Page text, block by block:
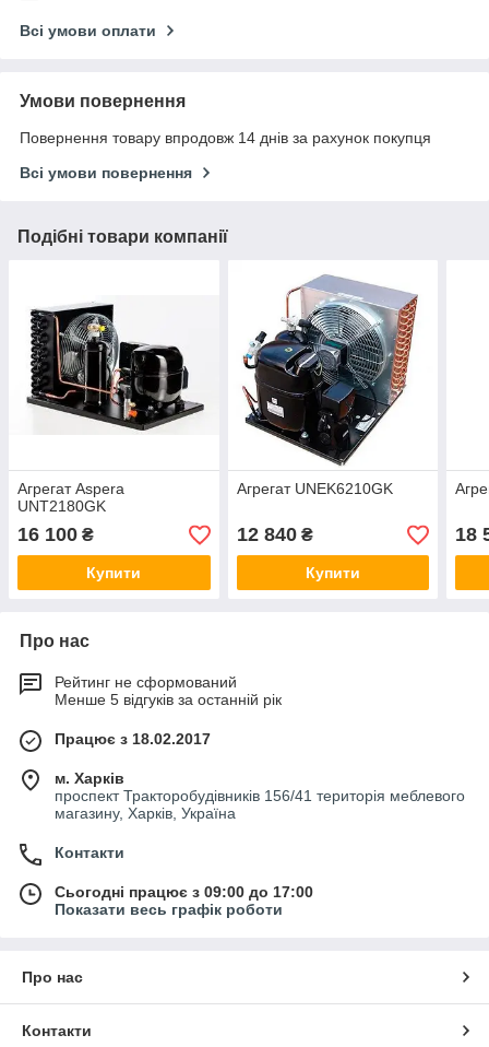
Всі умови оплати
Умови повернення
Повернення товару впродовж 14 днів за рахунок покупця
Всі умови повернення
Подібні товари компанії
Агрегат Aspera
UNT2180GK
16 100 ₴
Купити
Агрегат UNEK6210GK
12 840₴
Купити
18
Про нас
Рейтинг не сформований
Менше 5 відгуків за останній рік
Працює з 18.02.2017
м. Харків
проспект Тракторобудівників 156/41 територія меблевого
магазину, Харків, Україна
Контакти
Сьогодні працює з 09:00 до 17:00
Показати весь графік роботи
Про нас
Контакти